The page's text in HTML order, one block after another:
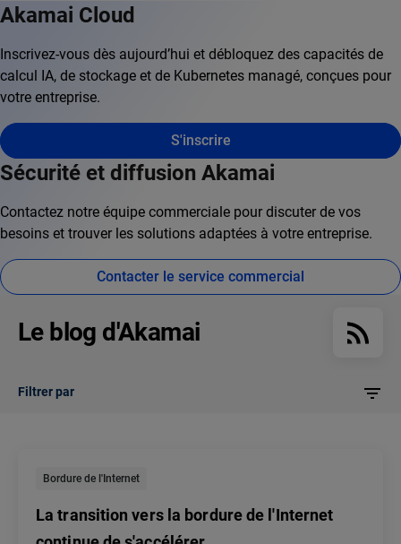
Akamai Cloud
Inscrivez-vous dès aujourd’hui et débloquez des capacités de
calcul IA, de stockage et de Kubernetes managé, conçues pour
votre entreprise.
S'inscrire
Sécurité et diffusion Akamai
Contactez notre équipe commerciale pour discuter de vos
besoins et trouver les solutions adaptées à votre entreprise.
Contacter le service commercial
Le blog d'Akamai
Filtrer par
Bordure de l'Internet
La transition vers la bordure de l'Internet